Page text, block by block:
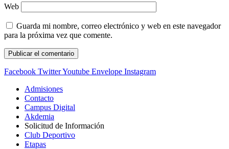
Web
Guarda mi nombre, correo electrónico y web en este navegador
para la próxima vez que comente.
Facebook TwitterYoutube Envelope Instagram
Admisiones
Contacto
Campus Digital
Akdemia
Solicitud de Información
Club Deportivo
Etapas